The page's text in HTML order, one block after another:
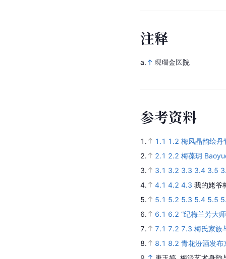
注释
a. 现瑞金医院
参考资料
1. 1.1 1.2 梅风晶韵绘丹
2.
2.1 2.2 梅葆玥
3.
3.1 3.2 3.3 3.4 3.5
4.
4.1 4.2 4.3 我的姥爷
5.
5.1 5.2 5.3 5.4 5.5
6.
6.1 6.2 “纪梅兰芳大
7.
7.1 7.2 7.3 梅氏家族
8.
8.1 8.2 青花汾酒发布